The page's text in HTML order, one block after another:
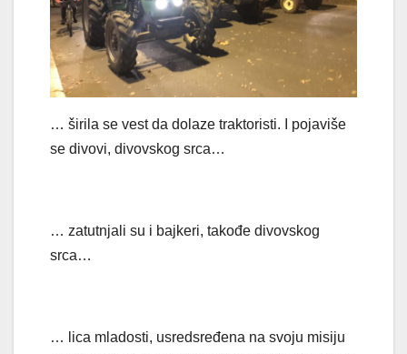
… širila se vest da dolaze traktoristi. I pojaviše
se divovi, divovskog srca…
… zatutnjali su i bajkeri, takođe divovskog
srca…
… lica mladosti, usredsređena na svoju misiju